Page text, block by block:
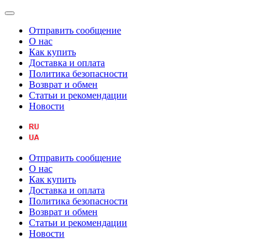
Отправить сообщение
О нас
Как купить
Доставка и оплата
Политика безопасности
Возврат и обмен
Статьи и рекомендации
Новости
Отправить сообщение
О нас
Как купить
Доставка и оплата
Политика безопасности
Возврат и обмен
Статьи и рекомендации
Новости